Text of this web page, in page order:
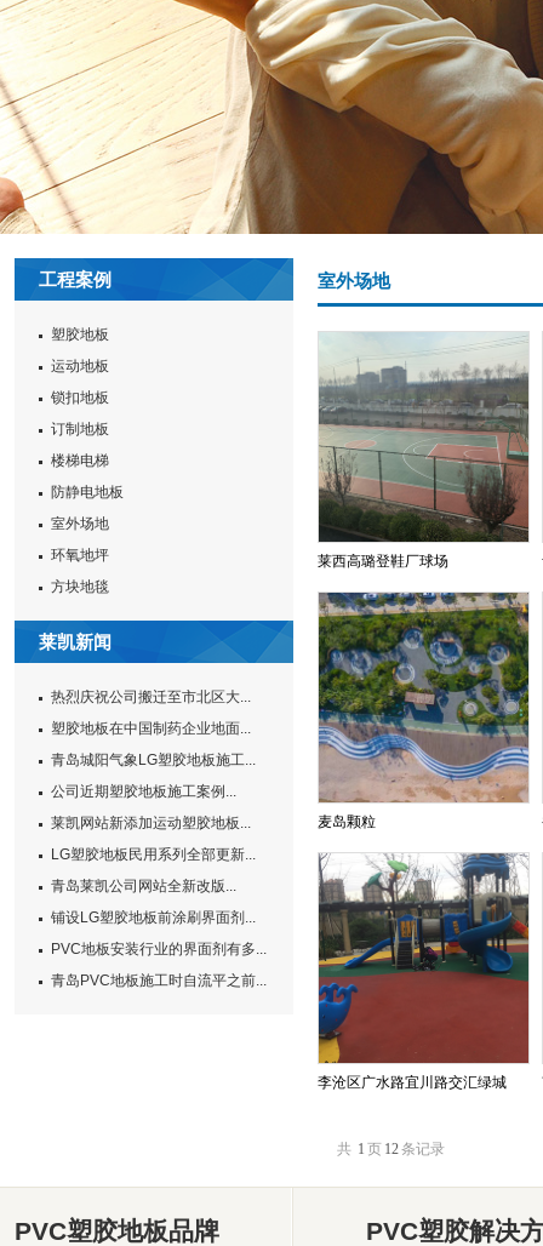
工程案例
塑胶地板
运动地板
锁扣地板
订制地板
楼梯电梯
防静电地板
室外场地
环氧地坪
方块地毯
莱凯新闻
热烈庆祝公司搬迁至市北区大...
塑胶地板在中国制药企业地面...
青岛城阳气象LG塑胶地板施工...
公司近期塑胶地板施工案例...
莱凯网站新添加运动塑胶地板...
LG塑胶地板民用系列全部更新...
青岛莱凯公司网站全新改版...
铺设LG塑胶地板前涂刷界面剂...
PVC地板安装行业的界面剂有多...
青岛PVC地板施工时自流平之前...
室外场地
莱西高璐登鞋厂球场
麦岛颗粒
李沧区广水路宜川路交汇绿城
共 1 页 12条记录
PVC塑胶地板品牌 PVC塑胶解决